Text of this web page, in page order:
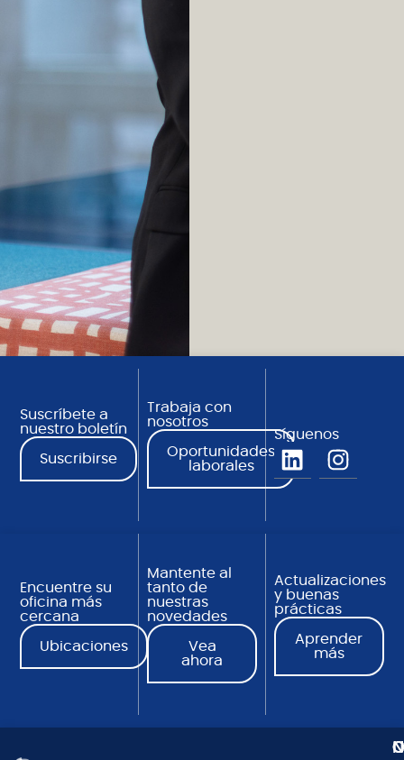
Suscríbete a
nuestro boletín
Suscribirse
Trabaja con
nosotros
Oportunidades
laborales
Síguenos
Encuentre su
oficina más
cercana
Ubicaciones
Mantente al
tanto de
nuestras
novedades
Vea
ahora
Actualizaciones
y buenas
prácticas
Aprender
más